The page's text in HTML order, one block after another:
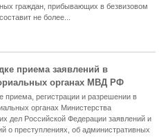
граждан, прибывающих в безвизовом
не более...
приема заявлений в
органах МВД РФ
приема, регистрации и разрешении в
органах Министерства
дел Российской Федерации заявлений и
о преступлениях, об административных